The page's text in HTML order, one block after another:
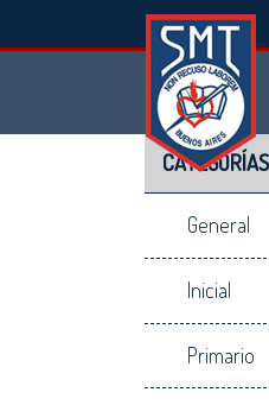
Instituto
San
Martín
de
Tours
CATEGORÍAS
General
Inicial
Primario